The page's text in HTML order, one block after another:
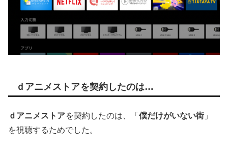
ｄアニメストアを契約したのは…
ｄアニメストアを契約したのは、「 僕だけがいない街」
を視聴するためでした。